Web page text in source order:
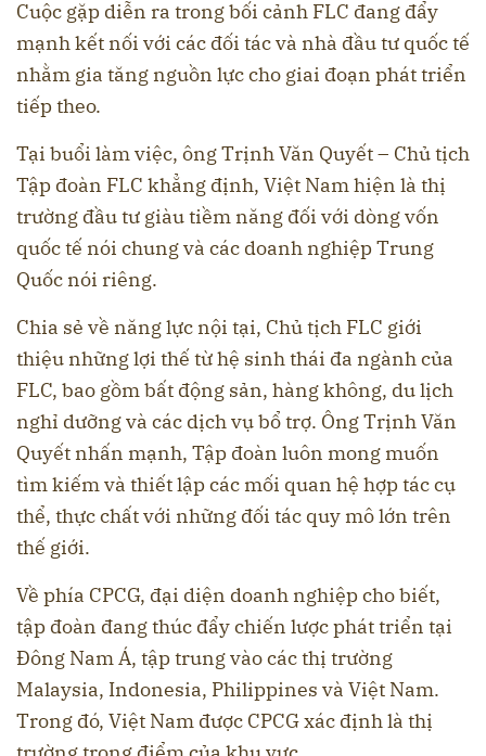
Cuộc gặp diễn ra trong bối cảnh FLC đang đẩy
mạnh kết nối với các đối tác và nhà đầu tư quốc tế
nhằm gia tăng nguồn lực cho giai đoạn phát triển
tiếp theo.
Tại buổi làm việc, ông Trịnh Văn Quyết – Chủ tịch
Tập đoàn FLC khẳng định, Việt Nam hiện là thị
trường đầu tư giàu tiềm năng đối với dòng vốn
quốc tế nói chung và các doanh nghiệp Trung
Quốc nói riêng.
Chia sẻ về năng lực nội tại, Chủ tịch FLC giới
thiệu những lợi thế từ hệ sinh thái đa ngành của
FLC, bao gồm bất động sản, hàng không, du lịch
nghỉ dưỡng và các dịch vụ bổ trợ. Ông Trịnh Văn
Quyết nhấn mạnh, Tập đoàn luôn mong muốn
tìm kiếm và thiết lập các mối quan hệ hợp tác cụ
thể, thực chất với những đối tác quy mô lớn trên
thế giới.
Về phía CPCG, đại diện doanh nghiệp cho biết,
tập đoàn đang thúc đẩy chiến lược phát triển tại
Đông Nam Á, tập trung vào các thị trường
Malaysia, Indonesia, Philippines và Việt Nam.
Trong đó, Việt Nam được CPCG xác định là thị